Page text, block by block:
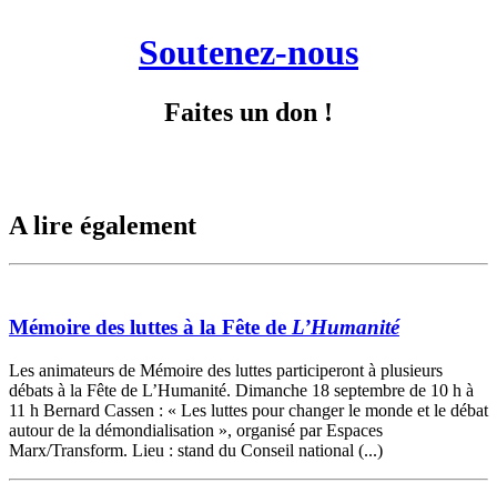
Soutenez-nous
Faites un don !
A lire également
Mémoire des luttes à la Fête de L’Humanité
Les animateurs de Mémoire des luttes participeront à plusieurs
débats à la Fête de L’Humanité. Dimanche 18 septembre de 10 h à
11 h Bernard Cassen : « Les luttes pour changer le monde et le débat
autour de la démondialisation », organisé par Espaces
Marx/Transform. Lieu : stand du Conseil national (...)